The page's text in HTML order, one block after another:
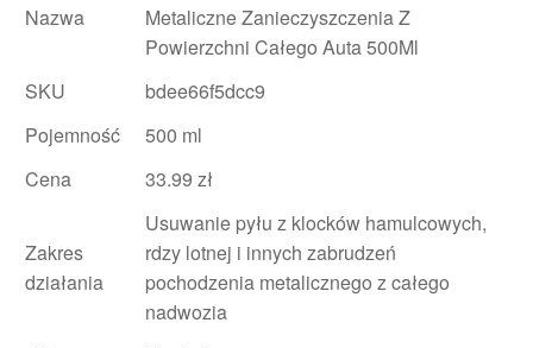
Nazwa
Metaliczne Zanieczyszczenia Z
Powierzchni Całego Auta 500Ml
SKU
bdee66f5dcc9
Pojemność
500 ml
Cena
33.99 zł
Zakres
działania
Usuwanie pyłu z klocków hamulcowych,
rdzy lotnej i innych zabrudzeń
pochodzenia metalicznego z całego
nadwozia